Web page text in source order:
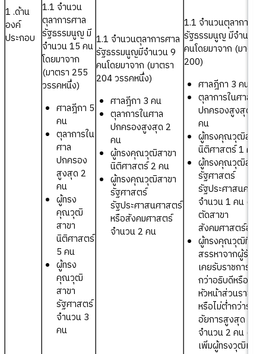
1 .ด้าน
องค์
ประกอบ
1.1 จำนวน
ตุลาการศาล
รัฐธรรมนูญ มี
จำนวน 15 คน
โดยมาจาก
(มาตรา 255
วรรคหนึ่ง)
ศาลฎีกา 5
คน
ตุลาการใน
ศาล
ปกครอง
สูงสุด 2
คน
ผู้ทรง
คุณวุฒิ
สาขา
นิติศาสตร์
5 คน
ผู้ทรง
คุณวุฒิ
สาขา
รัฐศาสตร์
จำนวน 3
คน
1.1 จำนวนตุลาการศาล
รัฐธรรมนูญมีจำนวน 9
คนโดยมาจาก (มาตรา
204 วรรคหนึ่ง)
ศาลฎีกา 3 คน
ตุลาการในศาล
ปกครองสูงสุด 2
คน
ผู้ทรงคุณวุฒิสาขา
นิติศาสตร์ 2 คน
ผู้ทรงคุณวุฒิสาขา
รัฐศาสตร์
รัฐประศาสนศาสตร์
หรือสังคมศาสตร์
จำนวน 2 คน
1.1 จำนวนตุลาการศา
รัฐธรรมนูญ มีจำนวน 9
คนโดยมาจาก (มาตรา
200)
ศาลฎีกา 3 คน
ตุลาการในศาล
ปกครองสูงสุด 2
คน
ผู้ทรงคุณวุฒิสาขา
นิติศาสตร์ 1 คน
ผู้ทรงคุณวุฒิสาขา
รัฐศาสตร์
รัฐประศาสนศาส
จำนวน 1 คน (มีก
ตัดสาขา
สังคมศาสตร์ออก)
ผู้ทรงคุณวุฒิที่ได้
สรรหาจากผู้รับหรื
เคยรับราชการไม่
กว่าอธิบดีหรือ
หัวหน้าส่วนราชการ
หรือไม่ต่ำกว่ารอง
อัยการสูงสุด
จำนวน 2 คน (มีก
เพิ่มผู้ทรงวุฒิเข้าม